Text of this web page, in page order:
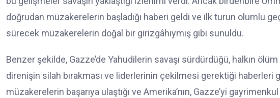
doğrudan müzakerelerin başladığı haberi geldi ve ilk turun olumlu
sürecek müzakerelerin doğal bir girizgâhıymış gibi sunuldu.
Benzer şekilde, Gazze’de Yahudilerin savaşı sürdürdüğü, halkın
direnişin silah bırakması ve liderlerinin çekilmesi gerektiği haberleri
müzakerelerin başarıya ulaştığı ve Amerika’nın, Gazze’yi